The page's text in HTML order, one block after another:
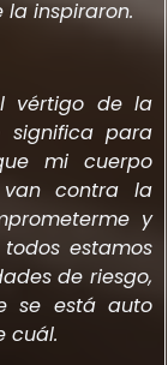
la inspiraron.
vértigo de la
significa para
mi cuerpo
van contra la
y
estamos
de riesgo,
se está auto
cuál.